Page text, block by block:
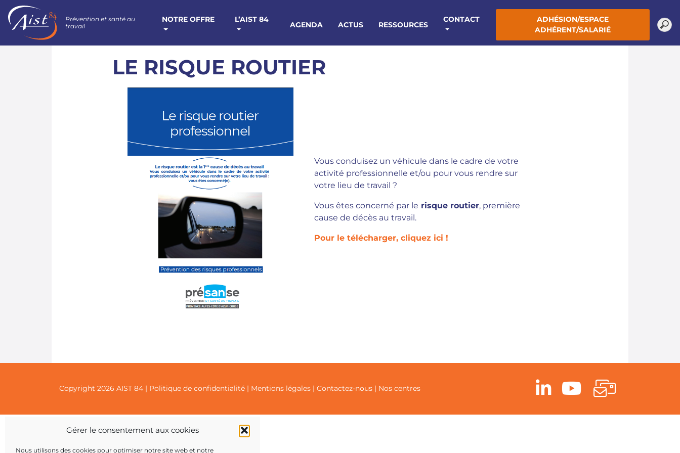
Gérer le consentement aux cookies
Nous utilisons des cookies pour optimiser notre site web et notre
Prévention et santé au
travail
NOTRE OFFRE L’AIST 84
AGENDA ACTUS RESSOURCES
CONTACT
ADHÉSION/ESPACE
ADHÉRENT/SALARIÉ
LE RISQUE ROUTIER
Vous conduisez un véhicule dans le cadre de votre
activité professionnelle et/ou pour vous rendre sur
votre lieu de travail ?
Vous êtes concerné par le risque routier, première
cause de décès au travail.
Pour le télécharger, cliquez ici !
Copyright 2026 AIST 84 | Politique de confidentialité | Mentions légales | Contactez-nous | Nos centres